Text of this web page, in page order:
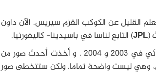
القليل عن الكوكب القزم سيريس. الآن داون
(
JPL) التابع لناسا في باسيدينا- كاليفورنيا.
تم التقاط أفضل الصور لسيريس على الإطلاق من قبل تلسكوب هابل الفضائي في 2003 و 2004 . و أخذت أحدث صور من
بدقة تصل إلى 80% من دقة صور هابل، وهي ليست واضحة تماما. ولكن ستتخطى صور